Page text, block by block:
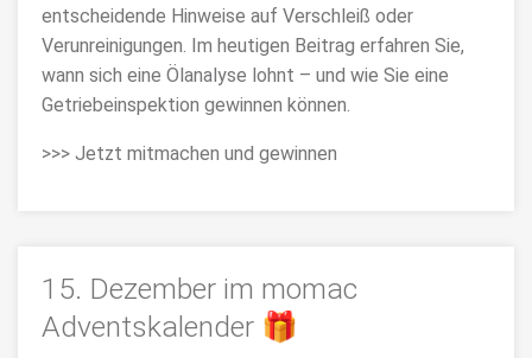
entscheidende Hinweise auf Verschleiß oder
Verunreinigungen. Im heutigen Beitrag erfahren Sie,
wann sich eine Ölanalyse lohnt – und wie Sie eine
Getriebeinspektion gewinnen können.
>>> Jetzt mitmachen und gewinnen
15. Dezember im momac
Adventskalender 🎁